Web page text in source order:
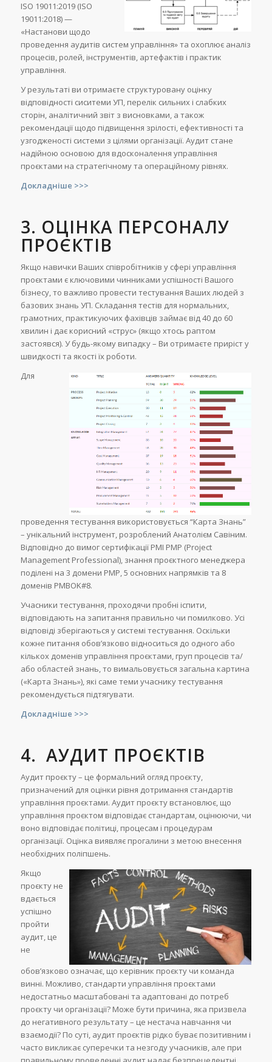
ISO 19011:2019 (ISO
19011:2018) —
«Настанови щодо
проведення аудитів систем управління» та охоплює аналіз
процесів, ролей, інструментів, артефактів і практик
управління.
У результаті ви отримаєте структуровану оцінку
відповідності сиситеми УП, перелік сильних і слабких
сторін, аналітичний звіт з висновками, а також
рекомендації щодо підвищення зрілості, ефективності та
узгодженості системи з цілями організації. Аудит стане
надійною основою для вдосконалення управління
проєктами на стратегічному та операційному рівнях.
Докладніше >>>
3. ОЦІНКА ПЕРСОНАЛУ
ПРОЄКТІВ
Якщо навички Ваших співробітників у сфері управління
проєктами є ключовими чинниками успішності Вашого
бізнесу, то важливо провести тестування Ваших людей з
базових знань УП. Складання тестів для нормальних,
грамотних, практикуючих фахівців займає від 40 до 60
хвилин і дає корисний «струс» (якщо хтось раптом
застоявся). У будь-якому випадку – Ви отримаєте приріст у
швидкості та якості їх роботи.
Для
проведення тестування використовується “Карта Знань”
– унікальний інструмент, розроблений Анатолієм Савіним.
Відповідно до вимог сертифікації PMI PMP (Project
Management Professional), знання проєктного менеджера
поділені на 3 домени PMP, 5 основних напрямків та 8
доменів PMBOK#8.
Учасники тестування, проходячи пробні іспити,
відповідають на запитання правильно чи помилково. Усі
відповіді зберігаються у системі тестування. Оскільки
кожне питання обов’язково відноситься до одного або
кількох доменів управління проєктами, груп процесів та/
або областей знань, то вимальовується загальна картина
(«Карта Знань»), які саме теми учаснику тестування
рекомендується підтягувати.
Докладніше >>>
4. АУДИТ ПРОЄКТІВ
Аудит проєкту – це формальний огляд проєкту,
призначений для оцінки рівня дотримання стандартів
управління проєктами. Аудит проєкту встановлює, що
управління проєктом відповідає стандартам, оцінюючи, чи
воно відповідає політиці, процесам і процедурам
організації. Оцінка виявляє прогалини з метою внесення
необхідних поліпшень.
Якщо
проєкту не
вдається
успішно
пройти
аудит, це
не
обов’язково означає, що керівник проєкту чи команда
винні. Можливо, стандарти управління проєктами
недостатньо масштабовані та адаптовані до потреб
проєкту чи організації? Може бути причина, яка призвела
до негативного результату – це нестача навчання чи
взаємодії? По суті, аудит проєктів рідко буває позитивним і
часто викликає суперечки та незгоду учасників, але при